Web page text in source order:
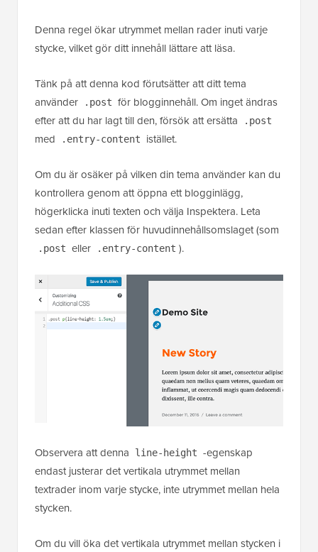
Denna regel ökar utrymmet mellan rader inuti varje
stycke, vilket gör ditt innehåll lättare att läsa.
Tänk på att denna kod förutsätter att ditt tema
använder
.post för blogginnehåll. Om inget ändras
efter att du har lagt till den, försök att ersätta
.post
med .entry-content istället.
Om du är osäker på vilken din tema använder kan du
kontrollera genom att öppna ett blogginlägg,
högerklicka inuti texten och välja Inspektera. Leta
sedan efter klassen för huvudinnehållsomslaget (som
.post eller .entry-content ).
Observera att denna line-height -egenskap
endast justerar det vertikala utrymmet mellan
textrader inom varje stycke, inte utrymmet mellan hela
stycken.
Om du vill öka det vertikala utrymmet mellan stycken i